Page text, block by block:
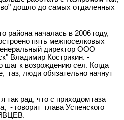
дошло до самых отдаленных
района началась в 2006 году,
пять межпоселковых
директор ООО
Владимир Кострикин. -
к возрождению сел. Когда
газ, люди обязательно начнут
так рад, что с приходом газа
- говорит глава Успенского